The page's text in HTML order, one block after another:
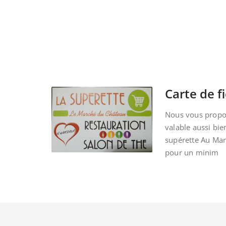
Carte de
Nous vous
valable aussi
supérette Au
pour un minim